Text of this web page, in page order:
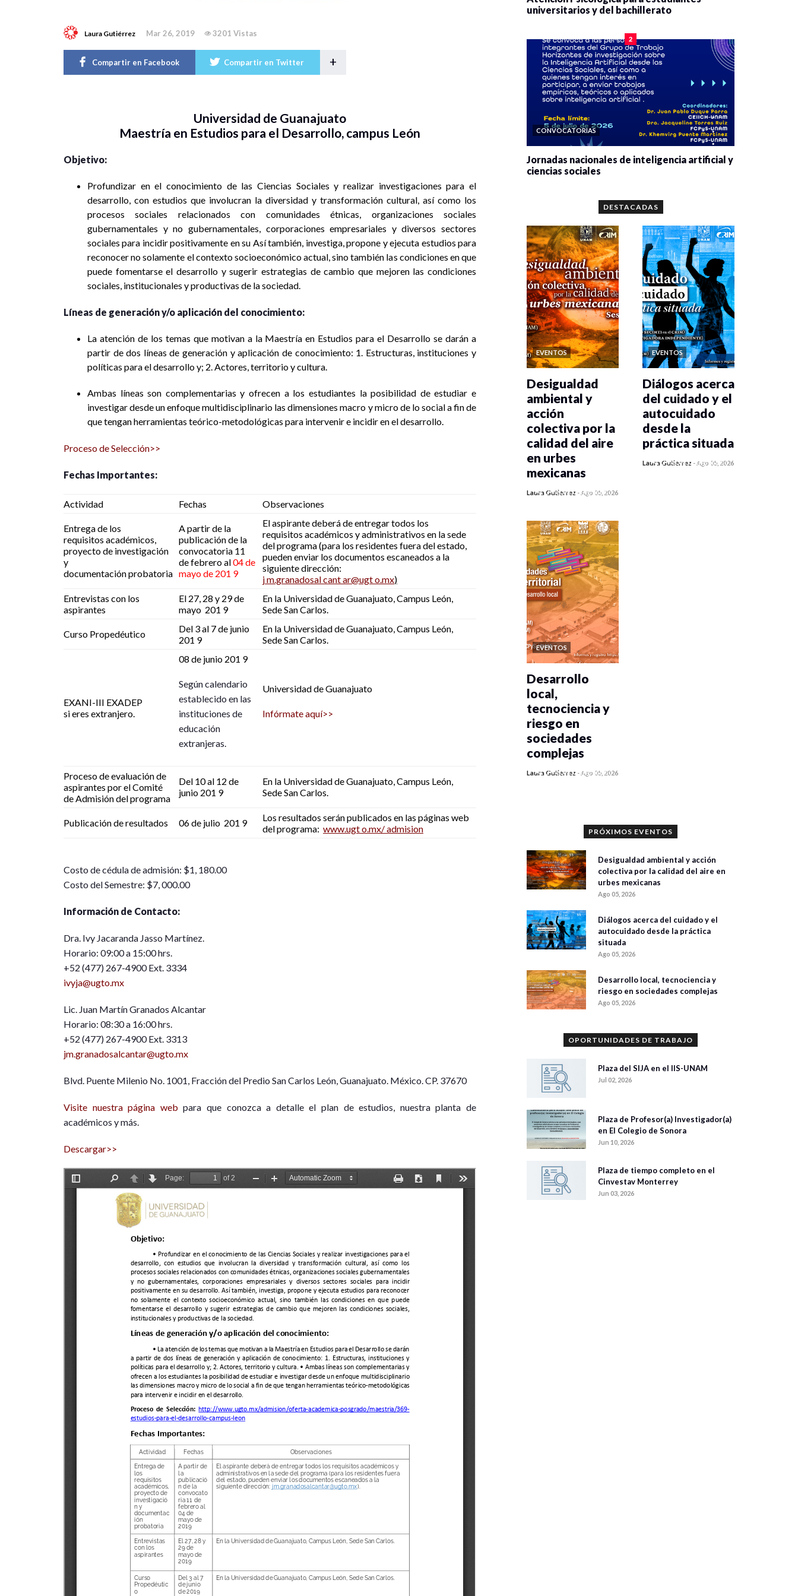
Laura Gutiérrez Mar 26, 2019 3201 Vistas
Compartir en Facebook Compartir en Twitter +
Universidad de Guanajuato
Maestría en Estudios para el Desarrollo, campus León
Objetivo:
Profundizar en el conocimiento de las Ciencias Sociales y realizar investigaciones para el
desarrollo, con estudios que involucran la diversidad y transformación cultural, así como los
procesos sociales relacionados con comunidades étnicas, organizaciones sociales
gubernamentales y no gubernamentales, corporaciones empresariales y diversos sectores
sociales para incidir positivamente en su Así también, investiga, propone y ejecuta estudios para
reconocer no solamente el contexto socioeconómico actual, sino también las condiciones en que
puede fomentarse el desarrollo y sugerir estrategias de cambio que mejoren las condiciones
sociales, institucionales y productivas de la sociedad.
Líneas de generación y/o aplicación del conocimiento:
La atención de los temas que motivan a la Maestría en Estudios para el Desarrollo se darán a
partir de dos líneas de generación y aplicación de conocimiento: 1. Estructuras, instituciones y
políticas para el desarrollo y; 2. Actores, territorio y cultura.
Ambas líneas son complementarias y ofrecen a los estudiantes la posibilidad de estudiar e
investigar desde un enfoque multidisciplinario las dimensiones macro y micro de lo social a fin de
que tengan herramientas teórico-metodológicas para intervenir e incidir en el desarrollo.
Proceso de Selección>>
Fechas Importantes:
Actividad Fechas Observaciones
Entrega de los
requisitos académicos,
proyecto de investigación
y
documentación probatoria
A partir de la
publicación de la
convocatoria 11
de febrero al04 de
mayo de 201 9
El aspirante deberá de entregar todos los
requisitos académicos y administrativos en la sede
del programa (para los residentes fuera del estado,
pueden enviar los documentos escaneados a la
siguiente dirección:
j m.granadosal cant ar@ugt o.mx)
Entrevistas con los
aspirantes
El 27, 28 y 29 de
mayo 201 9
En la Universidad de Guanajuato, Campus León,
Sede San Carlos.
Curso Propedéutico
Del 3 al 7 de junio
201 9
En la Universidad de Guanajuato, Campus León,
Sede San Carlos.
EXANI-III EXADEP
si eres extranjero.
08 de junio 201 9
Según calendario
establecido en las
instituciones de
educación
extranjeras.
Universidad de Guanajuato
Infórmate aquí>>
Proceso de evaluación de
aspirantes por el Comité
de Admisión del programa
Del 10 al 12 de
junio 201 9
En la Universidad de Guanajuato, Campus León,
Sede San Carlos.
Publicación de resultados 06 de julio 201 9
Los resultados serán publicados en las páginas web
del programa: www.ugt o.mx/ admision
Costo de cédula de admisión: $1, 180.00
Costo del Semestre: $7, 000.00
Información de Contacto:
Dra. Ivy Jacaranda Jasso Martínez.
Horario: 09:00 a 15:00 hrs.
+52 (477) 267-4900 Ext. 3334
ivyja@ugto.mx
Lic. Juan Martín Granados Alcantar
Horario: 08:30 a 16:00 hrs.
+52 (477) 267-4900 Ext. 3313
jm.granadosalcantar@ugto.mx
Blvd. Puente Milenio No. 1001, Fracción del Predio San Carlos León, Guanajuato. México. CP. 37670
Visite nuestra página web para que conozca a detalle el plan de estudios, nuestra planta de
académicos y más.
Descargar>>
universitarios y del bachillerato
2
CONVOCATORIAS
Jornadas nacionales de inteligencia artificial y
ciencias sociales
DESTACADAS
EVENTOS
0 veces compartido
Desigualdad
ambiental y
acción
colectiva por la
calidad del aire
en urbes
mexicanas
Laura Gutiérrez -Ago 05, 2026
EVENTOS
0 veces compartido
Diálogos acerca
del cuidado y el
autocuidado
desde la
práctica situada
Laura Gutiérrez -Ago 05, 2026
EVENTOS
0 veces compartido
Desarrollo
local,
tecnociencia y
riesgo en
sociedades
complejas
Laura Gutiérrez -Ago 05, 2026
PRÓXIMOS EVENTOS
Desigualdad ambiental y acción
colectiva por la calidad del aire en
urbes mexicanas
Ago 05, 2026
Diálogos acerca del cuidado y el
autocuidado desde la práctica
situada
Ago 05, 2026
Desarrollo local, tecnociencia y
riesgo en sociedades complejas
Ago 05, 2026
OPORTUNIDADES DE TRABAJO
Plaza del SIJA en el IIS-UNAM
Jul 02, 2026
Plaza de Profesor(a) Investigador(a)
en El Colegio de Sonora
Jun 10, 2026
Plaza de tiempo completo en el
Cinvestav Monterrey
Jun 03, 2026